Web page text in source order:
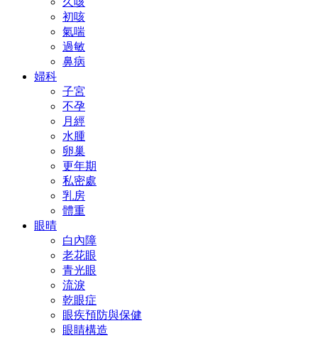
初咳
氣喘
過敏
鼻病
婦科
子宮
不孕
月經
水腫
卵巢
更年期
私密處
乳房
體重
眼晴
白內障
老花眼
青光眼
流淚
乾眼症
眼疾預防與保健
眼睛構造